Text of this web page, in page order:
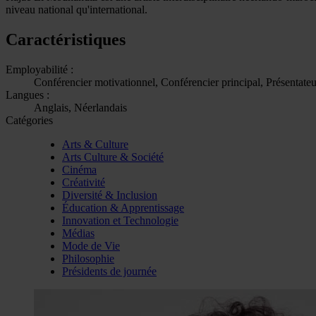
niveau national qu'international.
Caractéristiques
Employabilité :
Conférencier motivationnel, Conférencier principal,
Langues :
Anglais, Néerlandais
Catégories
Arts & Culture
Arts Culture & Société
Cinéma
Créativité
Diversité & Inclusion
Éducation & Apprentissage
Innovation et Technologie
Médias
Mode de Vie
Philosophie
Présidents de journée